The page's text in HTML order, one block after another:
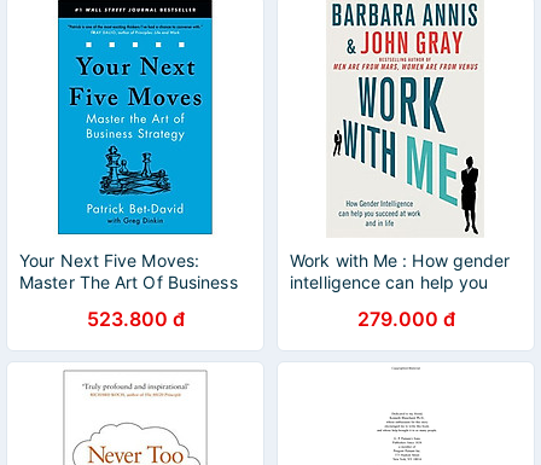
Your Next Five Moves:
Master The Art Of Business
523.800 đ
Work with Me : How gender
intelligence can help you
279.000 đ